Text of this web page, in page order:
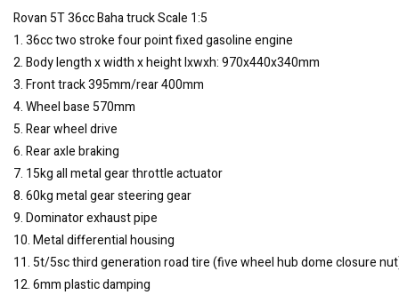
Rovan 5T 36cc Baha truck Scale 1:5
1. 36cc two stroke four point fixed gasoline engine
2. Body length x width x height lxwxh: 970x440x340mm
3. Front track 395mm/rear 400mm
4. Wheel base 570mm
5. Rear wheel drive
6. Rear axle braking
7. 15kg all metal gear throttle actuator
8. 60kg metal gear steering gear
9. Dominator exhaust pipe
10. Metal differential housing
11. 5t/5sc third generation road tire (five wheel hub dome closure
12. 6mm plastic damping